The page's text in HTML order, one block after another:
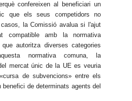
confereixen al beneficiari un
que els seus competidors no
la Comissió avalua si l'ajut
compatible amb la normativa
autoritza diverses categories
normativa comuna, la
mercat únic de la UE es veuria
de subvencions» entre els
benefici de determinats agents del